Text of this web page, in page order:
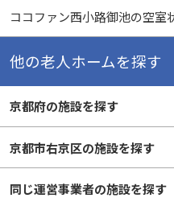
ココファン西小路御池の空室
他の老人ホームを探す
京都府の施設を探す
京都市右京区の施設を探す
同じ運営事業者の施設を探す